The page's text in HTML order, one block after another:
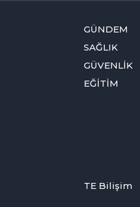
GÜNDEM
SAĞLIK
GÜVENLİK
EĞİTİM
TE Bilişim